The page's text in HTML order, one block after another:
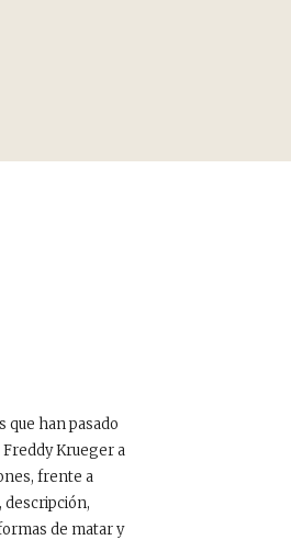
que han pasado
Krueger a
frente a
descripción,
de matar y